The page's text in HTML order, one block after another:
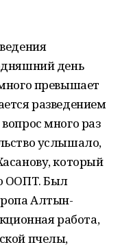
день
превышает
разведением
много раз
услышало,
который
ООПТ. Был
Алтын-
работа,
пчелы,